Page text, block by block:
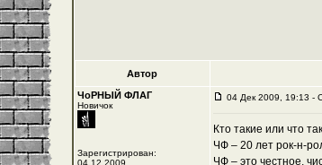
Автор
ЧоРНЫЙ ФЛАГ
Новичок
Зарегистрирован:
04.12.2009
04 Дек 2009, 19:13 -
Кто такие или что
ЧФ – 20 лет рок-н-
ЧФ – это честное,